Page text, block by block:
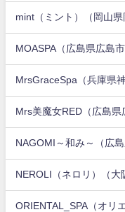
mint（ミント）（岡山県
MOASPA（広島県広島市
MrsGraceSpa（兵庫県神
Mrs美魔女RED（広島県
NAGOMI～和み～（広島
NEROLI（ネロリ）（大
ORIENTAL_SPA（オリ